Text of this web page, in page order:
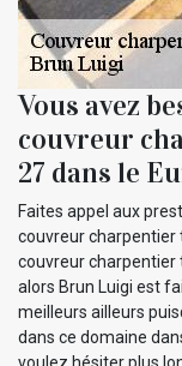
Vous avez
couvreur
27 dans le
Faites appel aux
couvreur charpentier
couvreur charpentier
alors Brun Luigi est
meilleurs ailleurs
dans ce domaine